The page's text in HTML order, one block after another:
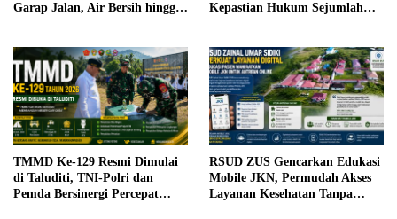
Garap Jalan, Air Bersih hingga
Kepastian Hukum Sejumlah
TMMD Ke-129 Resmi Dimulai
di Taluditi, TNI-Polri dan
Pemda Bersinergi Percepat
RSUD ZUS Gencarkan Edukasi
Mobile JKN, Permudah Akses
Layanan Kesehatan Tanpa